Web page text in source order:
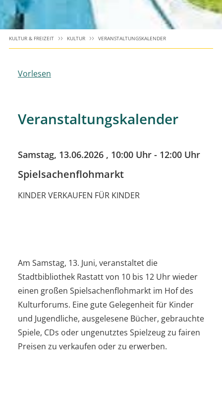
KULTUR & FREIZEIT KULTUR VERANSTALTUNGSKALENDER
Vorlesen
Veranstaltungskalender
Samstag, 13.06.2026 , 10:00 Uhr - 12:00 Uhr
Spielsachenflohmarkt
KINDER VERKAUFEN FÜR KINDER
Am Samstag, 13. Juni, veranstaltet die
Stadtbibliothek Rastatt von 10 bis 12 Uhr wieder
einen großen Spielsachenflohmarkt im Hof des
Kulturforums. Eine gute Gelegenheit für Kinder
und Jugendliche, ausgelesene Bücher, gebrauchte
Spiele, CDs oder ungenutztes Spielzeug zu fairen
Preisen zu verkaufen oder zu erwerben.